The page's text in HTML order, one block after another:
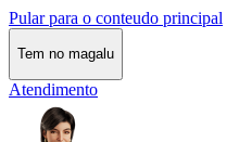
Pular para o conteudo principal
Tem no magalu
Atendimento